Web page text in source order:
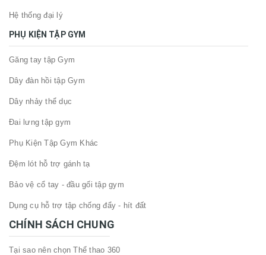
Hệ thống đại lý
PHỤ KIỆN TẬP GYM
Găng tay tập Gym
Dây đàn hồi tập Gym
Dây nhảy thể dục
Đai lưng tập gym
Phụ Kiện Tập Gym Khác
Đệm lót hỗ trợ gánh tạ
Bảo vệ cổ tay - đầu gối tập gym
Dụng cụ hỗ trợ tập chống đẩy - hít đất
CHÍNH SÁCH CHUNG
Tại sao nên chọn Thể thao 360